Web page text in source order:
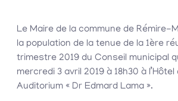
Le Maire de la commune de Rémire-
la population de la tenue de la 1ère
trimestre 2019 du Conseil municipal
mercredi 3 avril 2019 à 18h30 à l’Hôtel
Auditorium « Dr Edmard Lama ».